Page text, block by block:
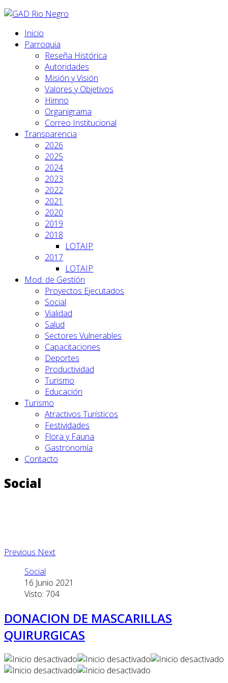
Inicio
Parroquia
Reseña Histórica
Autoridades
Misión y Visión
Valores y Objetivos
Himno
Organigrama
Correo Institucional
Transparencia
2026
2025
2024
2023
2022
2021
2020
2019
2018
LOTAIP
2017
LOTAIP
Mod. de Gestión
Proyectos Ejecutados
Social
Vialidad
Salud
Sectores Vulnerables
Capacitaciones
Deportes
Productividad
Turismo
Educación
Turismo
Atractivos Turísticos
Festividades
Flora y Fauna
Gastronomía
Contacto
Social
Previous Next
Social
16 Junio 2021
Visto: 704
DONACION DE MASCARILLAS
QUIRURGICAS